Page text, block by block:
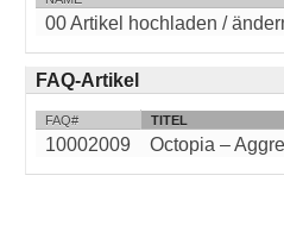
00 Artikel hochladen /
FAQ-Artikel
FAQ# TITEL
10002009 Octopia –